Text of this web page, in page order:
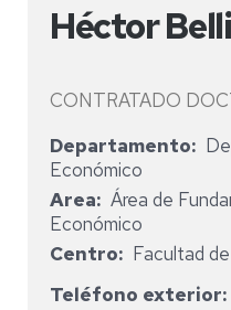
Héctor
CONTRATADO
Departamento
Económico
Area
Área de
Económico
Centro
Facultad
Teléfono exterior